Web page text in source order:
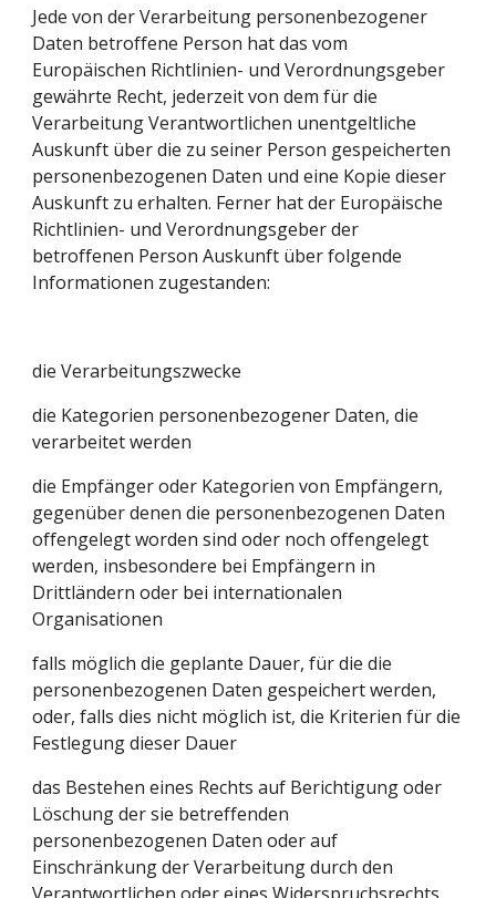
Jede von der Verarbeitung personenbezogener
Daten betroffene Person hat das vom
Europäischen Richtlinien- und Verordnungsgeber
gewährte Recht, jederzeit von dem für die
Verarbeitung Verantwortlichen unentgeltliche
Auskunft über die zu seiner Person gespeicherten
personenbezogenen Daten und eine Kopie dieser
Auskunft zu erhalten. Ferner hat der Europäische
Richtlinien- und Verordnungsgeber der
betroffenen Person Auskunft über folgende
Informationen zugestanden:
die Verarbeitungszwecke
die Kategorien personenbezogener Daten, die
verarbeitet werden
die Empfänger oder Kategorien von Empfängern,
gegenüber denen die personenbezogenen Daten
offengelegt worden sind oder noch offengelegt
werden, insbesondere bei Empfängern in
Drittländern oder bei internationalen
Organisationen
falls möglich die geplante Dauer, für die die
personenbezogenen Daten gespeichert werden,
oder, falls dies nicht möglich ist, die Kriterien für die
Festlegung dieser Dauer
das Bestehen eines Rechts auf Berichtigung oder
Löschung der sie betreffenden
personenbezogenen Daten oder auf
Einschränkung der Verarbeitung durch den